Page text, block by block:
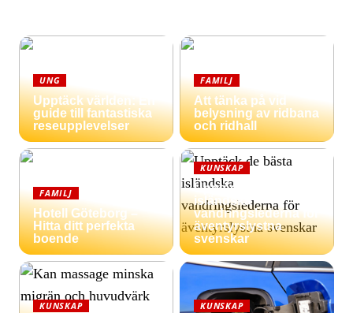
UNG
Upptäck världen: En
guide till fantastiska
reseupplevelser
FAMILJ
Att tänka på vid
belysning av ridbana
och ridhall
FAMILJ
Hotell Göteborg –
Hitta ditt perfekta
boende
KUNSKAP
Upptäck de bästa
isländska
vandringslederna för
äventyrslystna
svenskar
KUNSKAP KUNSKAP